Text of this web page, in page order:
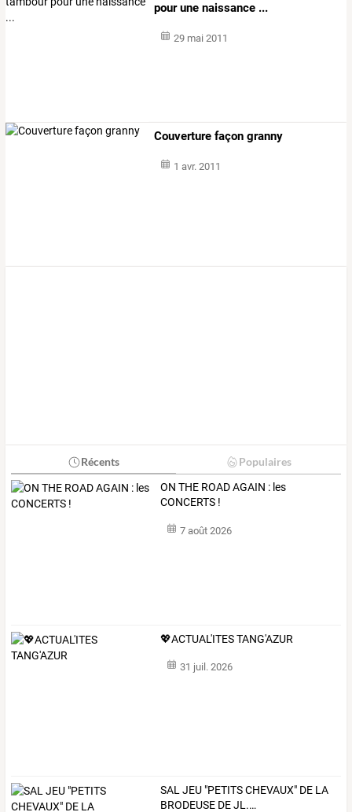
pour une naissance ...
29 mai 2011
Couverture façon granny
1 avr. 2011
Récents Populaires
ON THE ROAD AGAIN : les
CONCERTS !
7 août 2026
💖ACTUAL'ITES TANG'AZUR
31 juil. 2026
SAL JEU "PETITSCHEVAUX" DE LA
BRODEUSE DEJL.…